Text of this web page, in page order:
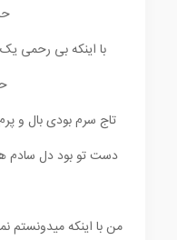
با اینکه بی رحمی
تاج سرم بودی بال و
دست تو بود دل سادم
من با اینکه میدونستم